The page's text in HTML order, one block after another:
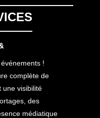
!
complète de
une visibilité
des
médiatique